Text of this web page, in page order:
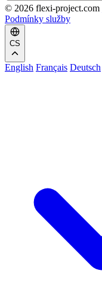
© 2026 flexi-project.com
Podmínky služby
CS
English Français Deutsch